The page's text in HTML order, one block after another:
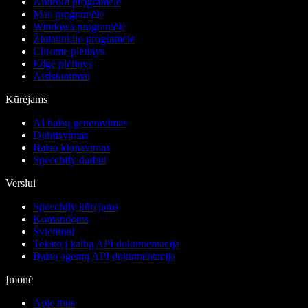
Mac programėlė
Windows programėlė
Žiniatinklio programėlė
Chrome plėtinys
Edge plėtinys
Atsisiuntimai
Kūrėjams
AI balsų generavimas
Dubliavimas
Balso klonavimas
Speechify darbui
Verslui
Speechify kūrėjams
Komandoms
Švietimui
Teksto į kalbą API dokumentacija
Balso agentų API dokumentacija
Įmonė
Apie mus